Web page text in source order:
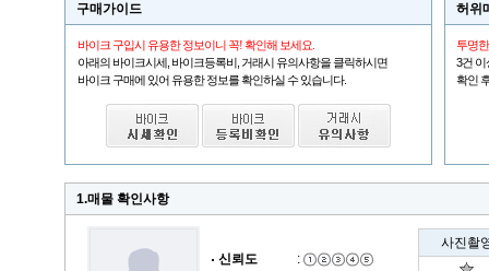
구매가이드
바이크 구입시 유용한 정보이니 꼭! 확인해 보세요.
아래의 바이크시세, 바이크등록비, 거래시 유의사항을 클릭하시면
바이크 구매에 있어 유용한 정보를 확인하실 수 있습니다.
허위
투명
3건 이
확인
1.매물 확인사항
신뢰도
:
사진촬